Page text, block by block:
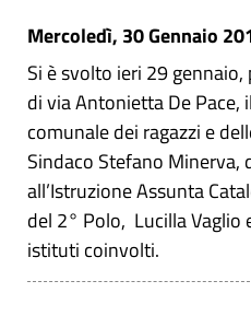
Mercoledì, 30 Gennaio
Si è svolto ieri 29
di via Antonietta De Pace,
comunale dei ragazzi e
Sindaco Stefano Minerva,
all’Istruzione Assunta
del 2° Polo, Lucilla Vaglio
istituti coinvolti.